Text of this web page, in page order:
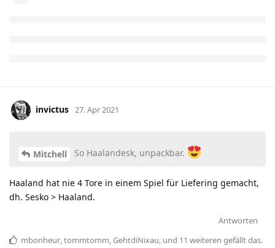
invictus 27. Apr 2021
Mitchell So Haalandesk, unpackbar.
Haaland hat nie 4 Tore in einem Spiel für Liefering gemacht,
dh. Sesko > Haaland.
Antworten
mbonheur tommtomm GehtdiNixau , und 11 weiteren gefällt das.